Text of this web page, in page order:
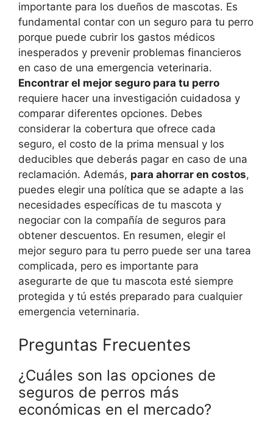
importante para los dueños de mascotas. Es
fundamental contar con un seguro para tu perro
porque puede cubrir los gastos médicos
inesperados y prevenir problemas financieros
en caso de una emergencia veterinaria.
Encontrar el mejor seguro para tu perro
requiere hacer una investigación cuidadosa y
comparar diferentes opciones. Debes
considerar la cobertura que ofrece cada
seguro, el costo de la prima mensual y los
deducibles que deberás pagar en caso de una
reclamación. Además, para ahorrar en costos,
puedes elegir una política que se adapte a las
necesidades específicas de tu mascota y
negociar con la compañía de seguros para
obtener descuentos. En resumen, elegir el
mejor seguro para tu perro puede ser una tarea
complicada, pero es importante para
asegurarte de que tu mascota esté siempre
protegida y tú estés preparado para cualquier
emergencia veterninaria.
Preguntas Frecuentes
¿Cuáles son las opciones de
seguros de perros más
económicas en el mercado?